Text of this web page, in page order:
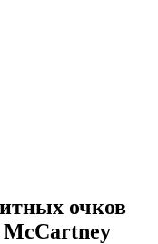
очков
McCartney